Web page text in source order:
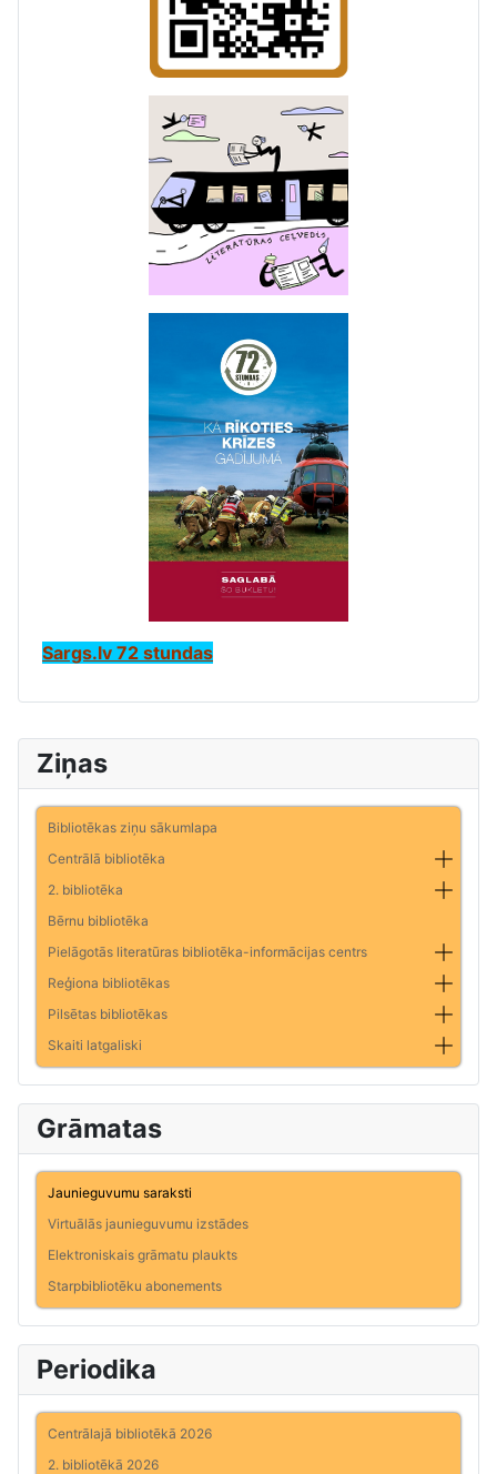
Ziņas
Bibliotēkas ziņu sākumlapa
Centrālā bibliotēka
2. bibliotēka
Bērnu bibliotēka
Pielāgotās literatūras bibliotēka-informācijas centrs
Reģiona bibliotēkas
Pilsētas bibliotēkas
Skaiti latgaliski
Grāmatas
Jaunieguvumu saraksti
Virtuālās jaunieguvumu izstādes
Elektroniskais grāmatu plaukts
Starpbibliotēku abonements
Periodika
Centrālajā bibliotēkā 2026
2. bibliotēkā 2026
Sargs.lv 72 stundas